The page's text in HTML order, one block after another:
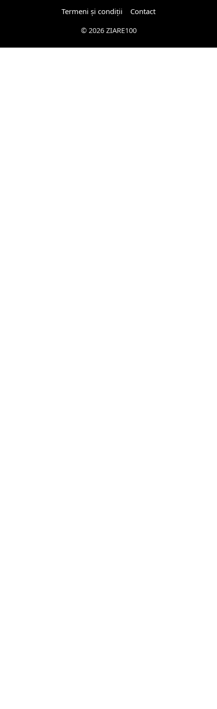
Termeni și condiții
Contact
© 2026 ZIARE100